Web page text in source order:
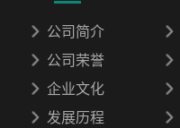
公司简介
公司荣誉
企业文化
发展历程